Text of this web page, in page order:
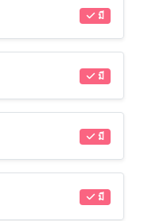
มี
มี
มี
มี